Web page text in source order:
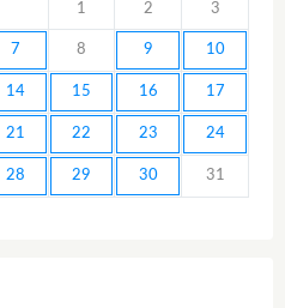
1 2 3
7 8 9 10
14 15 16 17
21 22 23 24
28 29 30 31